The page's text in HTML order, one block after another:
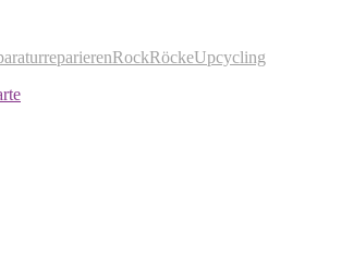
reparierenRockRöckeUpcycling